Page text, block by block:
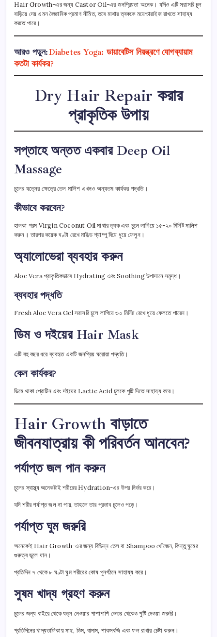
Hair Growth-এর জন্য Castor Oil-এর জনপ্রিয়তা অনেক। যদিও এটি সরাসরি চুল
বাড়িয়ে দেয় এমন বৈজ্ঞানিক প্রমাণ সীমিত, তবে মাথার ত্বককে ময়েশ্চারাইজ রাখতে সাহায্য
করতে পারে।
আরও পড়ুন:Diabetes Yoga: ডায়াবেটিস নিয়ন্ত্রণে যোগব্যায়াম
কতটা কার্যকর?
Dry Hair Repair করার
প্রাকৃতিক উপায়
সপ্তাহে অন্তত একবার Deep Oil
Massage
চুলের যত্নের ক্ষেত্রে তেল মালিশ এখনও অন্যতম কার্যকর পদ্ধতি।
কীভাবে করবেন?
হালকা গরম Virgin Coconut Oil মাথার ত্বক এবং চুলে লাগিয়ে ১৫-২০ মিনিট মালিশ
করুন। তারপর কয়েক ঘণ্টা রেখে মাইল্ড শ্যাম্পু দিয়ে ধুয়ে ফেলুন।
অ্যালোভেরা ব্যবহার করুন
Aloe Vera প্রাকৃতিকভাবে Hydrating এবং Soothing উপাদানে সমৃদ্ধ।
ব্যবহার পদ্ধতি
Fresh Aloe Vera Gel সরাসরি চুলে লাগিয়ে ৩০ মিনিট রেখে ধুয়ে ফেলতে পারেন।
ডিম ও দইয়ের Hair Mask
এটি বহু বছর ধরে ব্যবহৃত একটি জনপ্রিয় ঘরোয়া পদ্ধতি।
কেন কার্যকর?
ডিমে থাকা প্রোটিন এবং দইয়ের Lactic Acid চুলকে পুষ্টি দিতে সাহায্য করে।
Hair Growth বাড়াতে
জীবনযাত্রায় কী পরিবর্তন আনবেন?
পর্যাপ্ত জল পান করুন
চুলের স্বাস্থ্য অনেকটাই শরীরের Hydration-এর উপর নির্ভর করে।
যদি শরীর পর্যাপ্ত জল না পায়, তাহলে তার প্রভাব চুলেও পড়ে।
পর্যাপ্ত ঘুম জরুরি
অনেকেই Hair Growth-এর জন্য বিভিন্ন তেল বা Shampoo খোঁজেন, কিন্তু ঘুমের
গুরুত্ব ভুলে যান।
প্রতিদিন ৭ থেকে ৮ ঘণ্টা ঘুম শরীরের কোষ পুনর্গঠনে সাহায্য করে।
সুষম খাদ্য গ্রহণ করুন
চুলের জন্য বাইরে থেকে যত্ন নেওয়ার পাশাপাশি ভেতর থেকেও পুষ্টি দেওয়া জরুরি।
প্রতিদিনের খাদ্যতালিকায় মাছ, ডিম, বাদাম, শাকসবজি এবং ফল রাখার চেষ্টা করুন।